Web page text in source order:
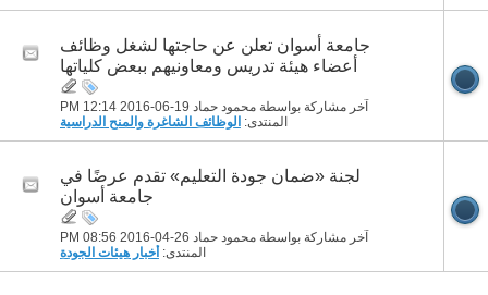
جامعة أسوان تعلن عن حاجتها لشغل وظائف
أعضاء هيئة تدريس ومعاونيهم ببعض كلياتها
آخر مشاركة بواسطة محمود حماد 19-06-2016
12:14 PM
المنتدى: الوظائف الشاغرة والمنح الدراسية
لجنة «ضمان جودة التعليم» تقدم عرضًا في
جامعة أسوان
آخر مشاركة بواسطة محمود حماد 26-04-2016
08:56 PM
المنتدى: أخبار هيئات الجودة